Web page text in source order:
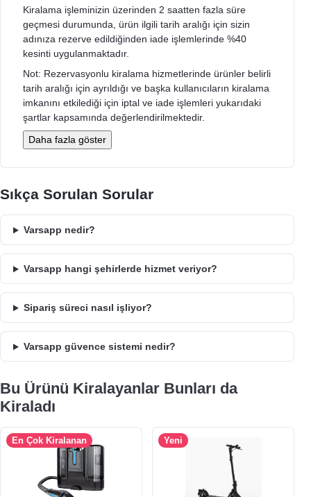
Kiralama işleminizin üzerinden 2 saatten fazla süre
geçmesi durumunda, ürün ilgili tarih aralığı için sizin
adınıza rezerve edildiğinden iade işlemlerinde %40
kesinti uygulanmaktadır.
Not: Rezervasyonlu kiralama hizmetlerinde ürünler belirli
tarih aralığı için ayrıldığı ve başka kullanıcıların kiralama
imkanını etkilediği için iptal ve iade işlemleri yukarıdaki
şartlar kapsamında değerlendirilmektedir.
Daha fazla göster
Sıkça Sorulan Sorular
Varsapp nedir?
Varsapp hangi şehirlerde hizmet veriyor?
Sipariş süreci nasıl işliyor?
Varsapp güvence sistemi nedir?
Bu Ürünü Kiralayanlar Bunları da
Kiraladı
En Çok Kiralanan Yeni